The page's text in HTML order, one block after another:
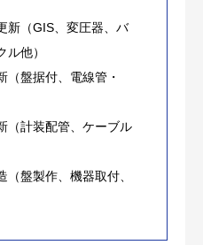
新（GIS、変圧器、バ
ル他）
（盤据付、電線管・
（計装配管、ケーブル
盤製作、機器取付、